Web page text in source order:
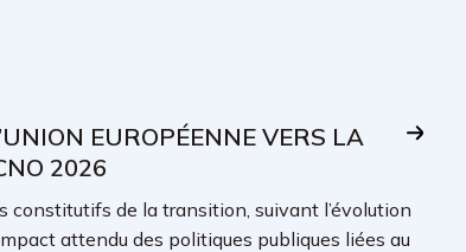
EUROPÉENNE VERS LA
2026
constitutifs de la transition, suivant l’évolution
attendu des politiques publiques liées au